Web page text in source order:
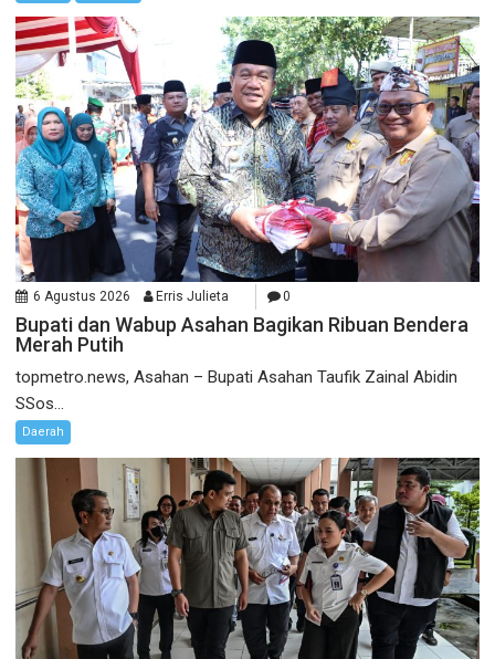
6 Agustus 2026 Erris Julieta 0
Bupati dan Wabup Asahan Bagikan Ribuan Bendera
Merah Putih
topmetro.news, Asahan – Bupati Asahan Taufik Zainal Abidin
SSos...
Daerah